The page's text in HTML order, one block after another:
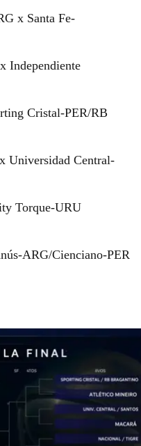
x Santa Fe-
Independiente
Cristal-PER/RB
Universidad Central-
Torque-URU
ARG/Cienciano-PER